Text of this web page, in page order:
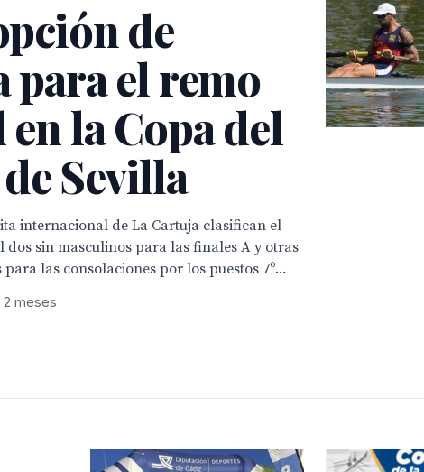
de
para el remo
la Copa del
Sevilla
internacional de La Cartuja clasifican el
dos sin masculinos para las finales A y otras
las consolaciones por los puestos 7º...
2 meses